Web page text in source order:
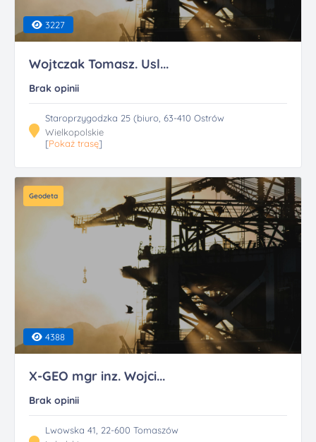
3227
Wojtczak Tomasz. Usl...
Brak opinii
Staroprzygodzka 25 (biuro, 63-410 Ostrów
Wielkopolskie
[Pokaż trasę]
Geodeta
4388
X-GEO mgr inz. Wojci...
Brak opinii
Lwowska 41, 22-600 Tomaszów